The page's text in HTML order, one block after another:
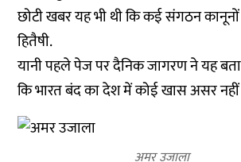
छोटी खबर यह भी थी कि कई संगठन
हितैषी.
यानी पहले पेज पर दैनिक जागरण ने यह
कि भारत बंद का देश में कोई खास असर
अमर उजाला